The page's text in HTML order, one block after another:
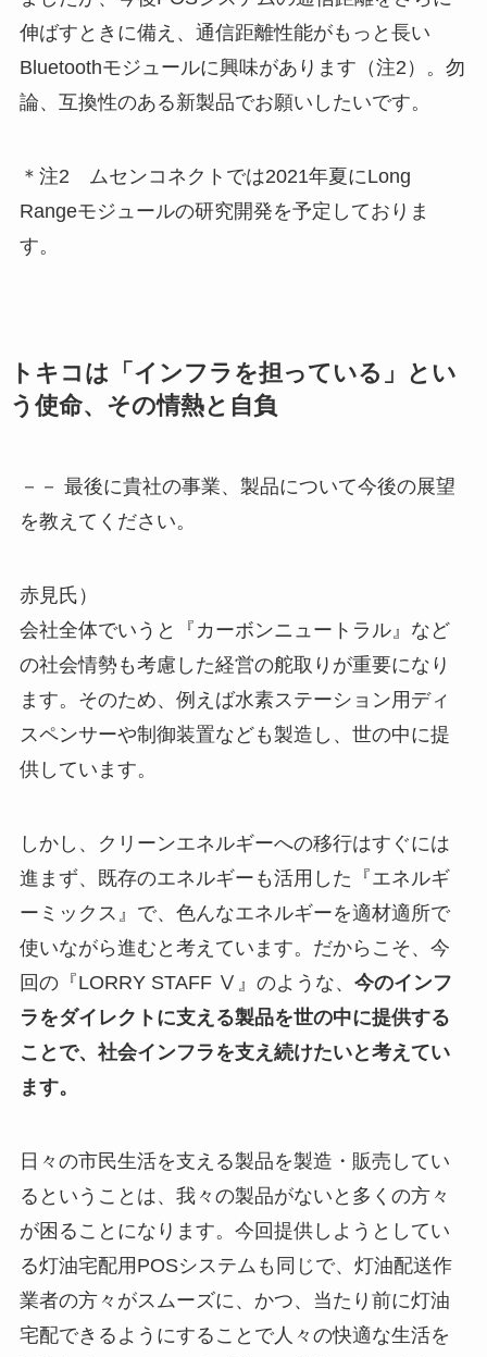
伸ばすときに備え、通信距離性能がもっと長い
Bluetoothモジュールに興味があります（注2）。勿
論、互換性のある新製品でお願いしたいです。
＊注2 ムセンコネクトでは2021年夏にLong
Rangeモジュールの研究開発を予定しておりま
す。
トキコは「インフラを担っている」とい
う使命、その情熱と自負
－－ 最後に貴社の事業、製品について今後の展望
を教えてください。
赤見氏）
会社全体でいうと『カーボンニュートラル』など
の社会情勢も考慮した経営の舵取りが重要になり
ます。そのため、例えば水素ステーション用ディ
スペンサーや制御装置なども製造し、世の中に提
供しています。
しかし、クリーンエネルギーへの移行はすぐには
進まず、既存のエネルギーも活用した『エネルギ
ーミックス』で、色んなエネルギーを適材適所で
使いながら進むと考えています。だからこそ、今
回の『LORRY STAFF Ⅴ』のような、 今のインフ
ラをダイレクトに支える製品を世の中に提供する
ことで、社会インフラを支え続けたいと考えてい
ます。
日々の市民生活を支える製品を製造・販売してい
るということは、我々の製品がないと多くの方々
が困ることになります。今回提供しようとしてい
る灯油宅配用POSシステムも同じで、灯油配送作
業者の方々がスムーズに、かつ、当たり前に灯油
宅配できるようにすることで人々の快適な生活を